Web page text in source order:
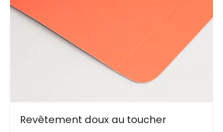
Revêtement doux au toucher